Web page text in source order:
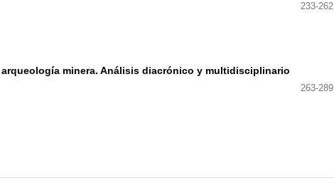
233-262
minera. Análisis diacrónico y multidisciplinario
263-289